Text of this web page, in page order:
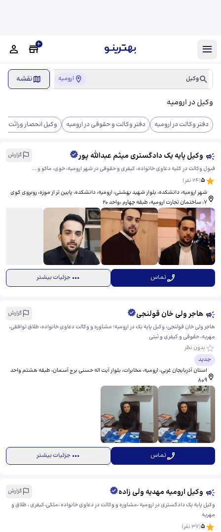
وکیل ارومیه نقشه
وکیل در ارومیه
دفتر وکالت در ارومیه دفتر وکالت و حقوقی در ارومیه وکیل انحصار وراثت در
وکیل پایه یک دادگستری میثم عبدالله پور
گزارش
قبول وکالت در کلیه دعاوی خانواده، کیفری و حقوقی در شهر ارومیه، خوی، ماکو و....
5
(
24نفر)
شهر ارومیه، دانشکده، بلوار شهید بهشتی، ​ارومیه، دانشکده، پایین تر از موزه، روبروی کوی
7، ساختمان تجارت ارومیه، طبقه چهارم ،واحد 20
تماس جزئیات بیشتر
هاجر ولی خان قولنجی
گزارش
هاجر ولی خان قولنجی، وکیل پایه یک در ارومیه؛ مشاوره و وکالت دعاوی خانواده، طلاق توافقی،
مهریه، حقوقی و کیفری و ثبتی
بدون نظر
جدید
استان آذربایجان غربی، ارومیه، مخابرات، بلوار آیت اله حسنی برج آسمان، ​طبقه هشتم واحد
۸۰۹
تماس جزئیات بیشتر
وکیل ارومیه مهدیه ولی زاده
گزارش
وکیل پایه یک دادگستری در ارومیه ،مشاوره و وکالت در دعاوی خانواده ،ملکی،کیفری ، طلاق و
مهریه
5
(
37نفر)